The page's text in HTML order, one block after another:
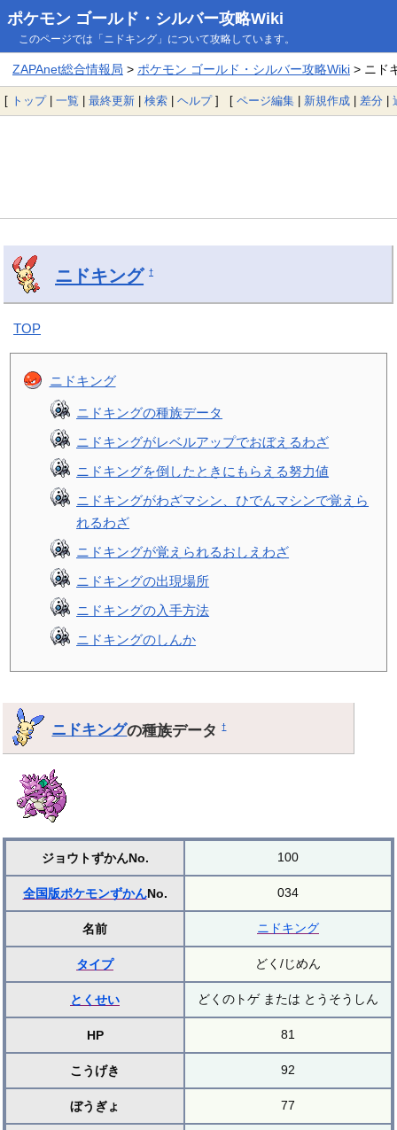
ポケモン ゴールド・シルバー攻略Wiki
このページでは「ニドキング」について攻略しています。
ZAPAnet総合情報局 > ポケモン ゴールド・シルバー攻略Wiki> ニド
[ トップ| 一覧 | 最終更新 | 検索 | ヘルプ] [ ページ編集 | 新規作成 | 差分 |
ニドキング †
TOP
ニドキング
ニドキングの種族データ
ニドキングがレベルアップでおぼえるわざ
ニドキングを倒したときにもらえる努力値
ニドキングがわざマシン、ひでんマシンで覚えら
れるわざ
ニドキングが覚えられるおしえわざ
ニドキングの出現場所
ニドキングの入手方法
ニドキングのしんか
ニドキングの種族データ†
ジョウトずかんNo. 100
全国版ポケモンずかんNo. 034
名前 ニドキング
タイプ どく/じめん
とくせい どくのトゲ または とうそうしん
HP 81
こうげき 92
ぼうぎょ 77